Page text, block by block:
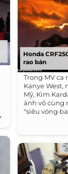
Honda
rao bán
Trong MV ca
Kanye West,
Mỹ, Kim
ảnh vô cùng
"siêu vòng